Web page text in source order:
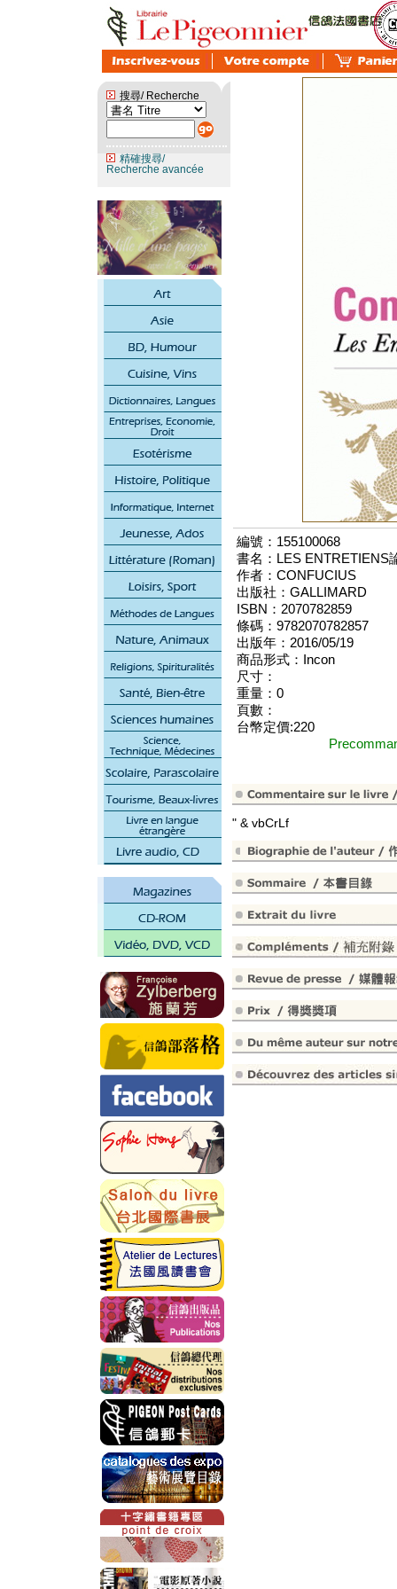
搜尋/ Recherche
精確搜尋/
Recherche avancée
編號：155100068
書名：LES ENTRETIENS
作者：CONFUCIUS
出版社：GALLIMARD
ISBN：2070782859
條碼：9782070782857
出版年：2016/05/19
商品形式：Incon
尺寸：
重量：0
頁數：
台幣定價:220
" & vbCrLf